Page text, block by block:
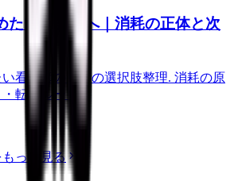
たい看護師へ｜消耗の正体と次
看護師のための選択肢整理. 消耗の原
転職ルート.
っと見る